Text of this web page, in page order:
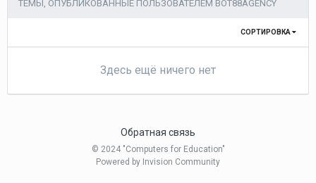
ТЕМЫ, ОПУБЛИКОВАННЫЕ ПОЛЬЗОВАТЕЛЕМ BOT88AGENCY
СОРТИРОВКА
Здесь ещё ничего нет
Обратная связь
© 2024 "Computers for Education"
Powered by Invision Community